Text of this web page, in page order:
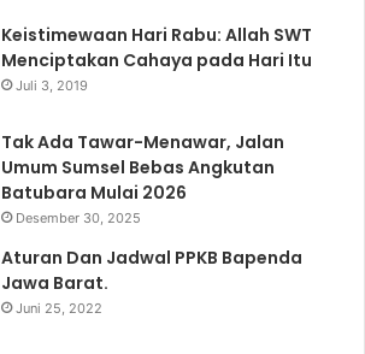
Keistimewaan Hari Rabu: Allah SWT
Menciptakan Cahaya pada Hari Itu
Juli 3, 2019
Tak Ada Tawar-Menawar, Jalan
Umum Sumsel Bebas Angkutan
Batubara Mulai 2026
Desember 30, 2025
Aturan Dan Jadwal PPKB Bapenda
Jawa Barat.
Juni 25, 2022